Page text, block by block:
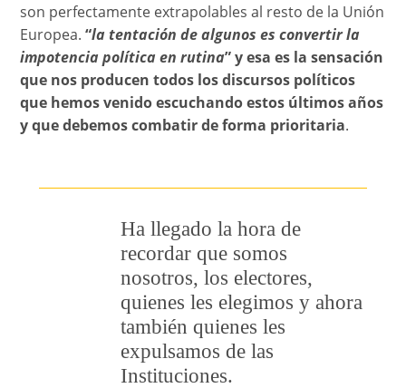
son perfectamente extrapolables al resto de la Unión
Europea.“la tentación de algunos es convertir la
impotencia política en rutina” y esa es la sensación
que nos producen todos los discursos políticos
que hemos venido escuchando estos últimos años
y que debemos combatir de forma prioritaria.
Ha llegado la hora de
recordar que somos
nosotros, los electores,
quienes les elegimos y ahora
también quienes les
expulsamos de las
Instituciones.